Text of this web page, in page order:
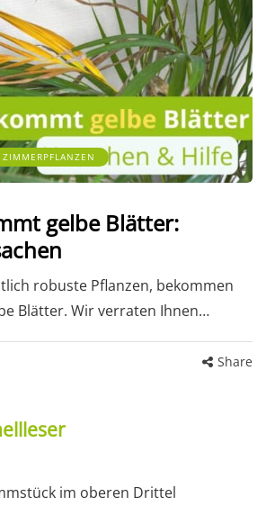
ZIMMERPFLANZEN
gelbe Blätter:
robuste Pflanzen, bekommen
Blätter. Wir verraten Ihnen…
Share
im oberen Drittel